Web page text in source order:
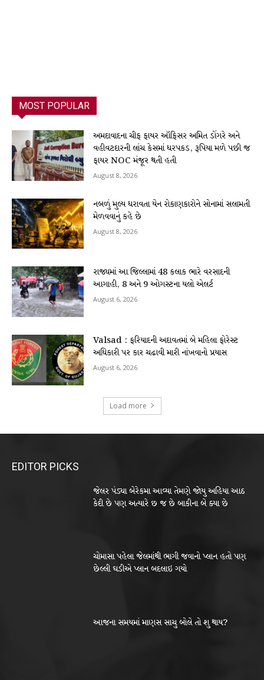
MOST POPULAR
અમદાવાદના ચીફ ફાયર ઑફિસર અમિત ડોંગરે અને
વહીવટદારની લાંચ કેસમાં ધરપકડ, રૂપિયા મળે પછી જ
ફાયર NOC મંજૂર થતી હતી
August 8, 2026
નબળું મુલ્ય ધરાવતા યેન રોકાણકારોને સોનામાં સલામતી
મેળવવાનું કહે છે
August 8, 2026
રાજ્યમાં આ જિલ્લામાં 48 કલાક ભારે વરસાદની
આગાહી, 8 અને 9 ઓગસ્ટના યલો એલર્ટ
August 6, 2026
Valsad : ફરિયાદની અદાવતમાં બે મહિલા ફોરેસ્ટ
અધિકારી પર કાર ચઢાવી મારી નાંખવાનો પ્રયાસ
August 6, 2026
Load more
EDITOR PICKS
જેલર પંડ્યા બેરેકમા આવ્યા તેમણે જોયુ અહિયા આઠ
કેદી છે પણ અત્યારે છ જ છે બાકીના બે ક્યા છે
ચોમાસા પહેલા જેલમાંથી ભાગી જવાનો પ્લાન હતો પણ
છેલ્લી ઘડીએ પ્લાન બદલાઇ ગયો
આજના સમયમાં માણસ સાચુ બોલે તો શુ થાય?